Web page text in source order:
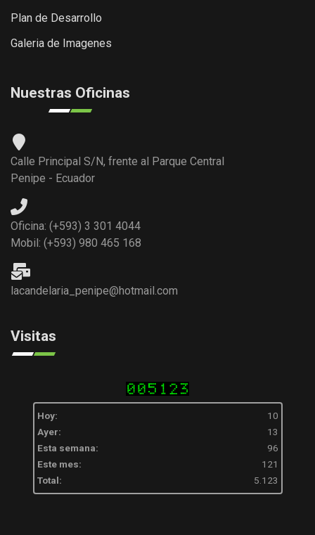
Plan de Desarrollo
Galeria de Imagenes
Nuestras Oficinas
Calle Principal S/N, frente al Parque Central
Penipe - Ecuador
Oficina: (+593) 3 301 4044
Mobil: (+593) 980 465 168
lacandelaria_penipe@hotmail.com
Visitas
Hoy:
10
Ayer:
13
Esta semana:
96
Este mes:
121
Total:
5.123